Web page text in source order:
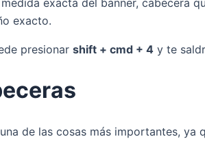
exacto.
presionar shift + cmd + 4 y te
de las cosas más importantes,